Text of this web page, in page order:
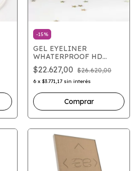
-15%
GEL EYELINER
WHATERPROOF HD
NEGRO (EN GEL)
$22.627,00 $26.620,00
6 x $3.771,17 sin interés